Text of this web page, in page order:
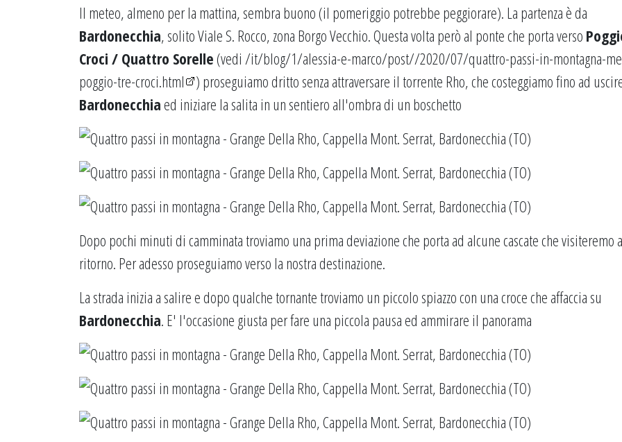
Il meteo, almeno per la mattina, sembra buono (il pomeriggio potrebbe peggiorare). La partenza è da
Bardonecchia, solito Viale S. Rocco, zona Borgo Vecchio. Questa volta però al ponte che porta verso
Croci / Quattro Sorelle (vedi /it/blog/1/alessia-e-marco/post//2020/07/quattro-passi-in-montagna-
poggio-tre-croci.html
) proseguiamo dritto senza attraversare il torrente Rho, che costeggiamo fino ad
Bardonecchia ed iniziare la salita in un sentiero all'ombra di un boschetto
Dopo pochi minuti di camminata troviamo una prima deviazione che porta ad alcune cascate che visiteremo
ritorno. Per adesso proseguiamo verso la nostra destinazione.
La strada inizia a salire e dopo qualche tornante troviamo un piccolo spiazzo con una croce che affaccia su
Bardonecchia. E' l'occasione giusta per fare una piccola pausa ed ammirare il panorama